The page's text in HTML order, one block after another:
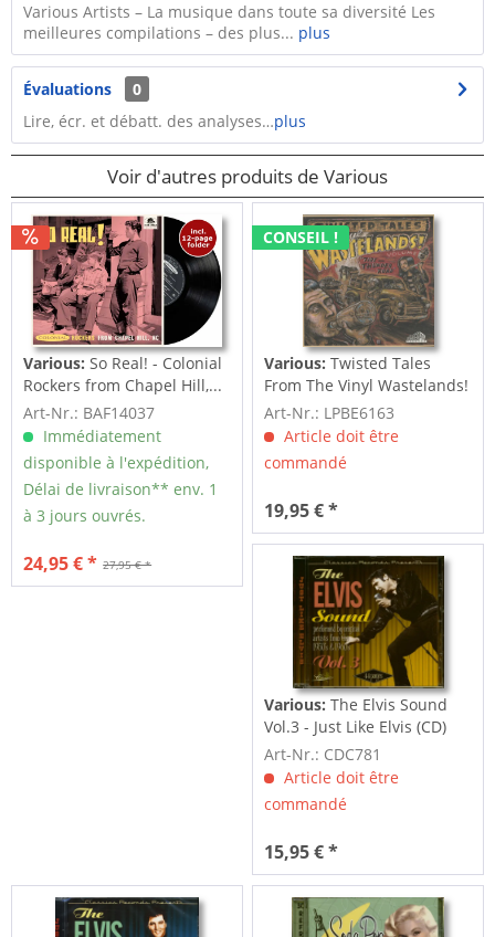
Various Artists – La musique dans toute sa diversité Les
meilleures compilations – des plus... plus
Évaluations
0
Lire, écr. et débatt. des analyses…plus
Voir d'autres produits de Various
Various:So Real! - Colonial
Rockers from Chapel Hill,...
Art-Nr.: BAF14037
Immédiatement
disponible à l'expédition,
Délai de livraison** env. 1
à 3 jours ouvrés.
27,95 € *
24,95 € *
CONSEIL !
Various:Twisted Tales
From The Vinyl Wastelands!
Vol.5...
Art-Nr.: LPBE6163
Article doit être
commandé
19,95 € *
Various:The Elvis Sound
Vol.3 - Just Like Elvis (CD)
Art-Nr.: CDC781
Article doit être
commandé
15,95 € *